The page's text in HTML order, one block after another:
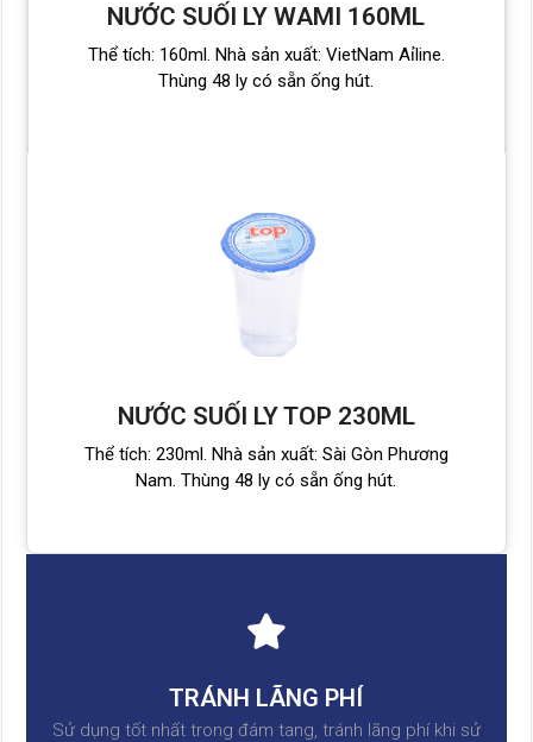
NƯỚC SUỐI LY WAMI 160ML
Thể tích: 160ml. Nhà sản xuất: VietNam Aỉline.
Thùng 48 ly có sẵn ống hút.
NƯỚC SUỐI LY TOP 230ML
Thể tích: 230ml. Nhà sản xuất: Sài Gòn Phương
Nam. Thùng 48 ly có sẵn ống hút.
TRÁNH LÃNG PHÍ
Sử dụng tốt nhất trong đám tang, tránh lãng phí khi sử